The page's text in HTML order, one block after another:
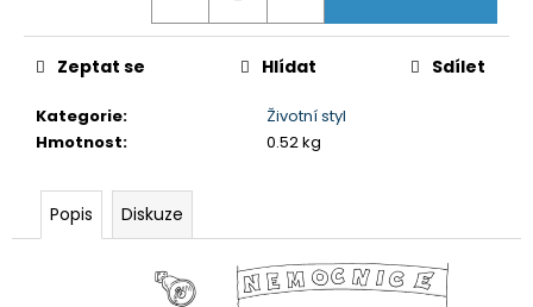
Kategorie:
Životní styl
Hmotnost: 0.52 kg
Zeptat se Hlídat Sdílet
Popis Diskuze
u
č
u
e
DAY